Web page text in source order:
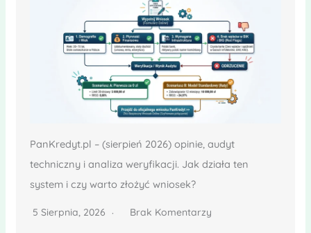
PanKredyt.pl – (sierpień 2026) opinie, audyt
techniczny i analiza weryfikacji. Jak działa ten
system i czy warto złożyć wniosek?
5 Sierpnia, 2026 Brak Komentarzy